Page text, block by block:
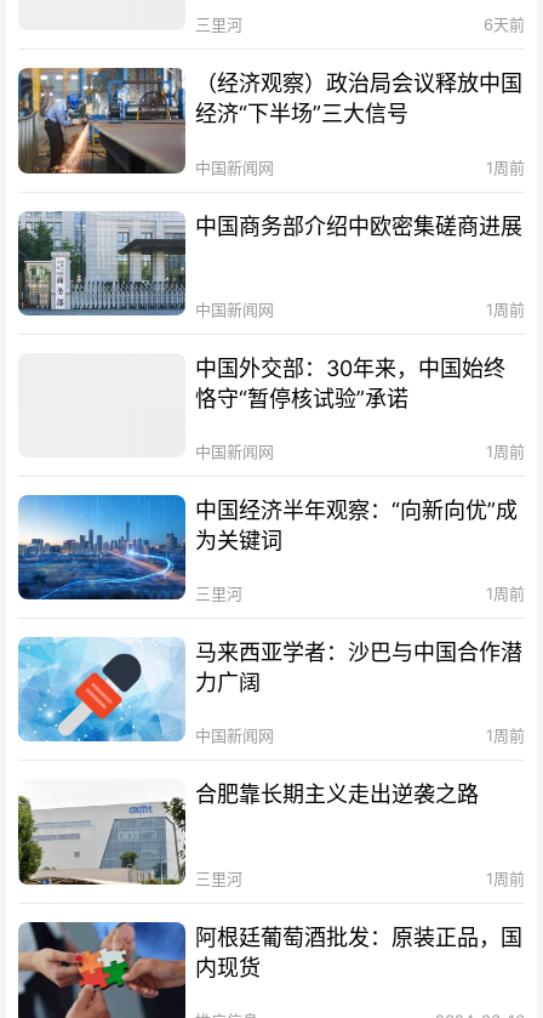
三里河 6天前
（经济观察）政治局会议释放中国
经济“下半场”三大信号
中国新闻网 1周前
中国商务部介绍中欧密集磋商进展
中国新闻网 1周前
中国外交部：30年来，中国始终
恪守“暂停核试验”承诺
中国新闻网 1周前
中国经济半年观察：“向新向优”成
为关键词
三里河 1周前
马来西亚学者：沙巴与中国合作潜
力广阔
中国新闻网 1周前
合肥靠长期主义走出逆袭之路
三里河 1周前
阿根廷葡萄酒批发：原装正品，国
内现货